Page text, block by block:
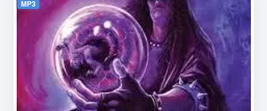
MP3